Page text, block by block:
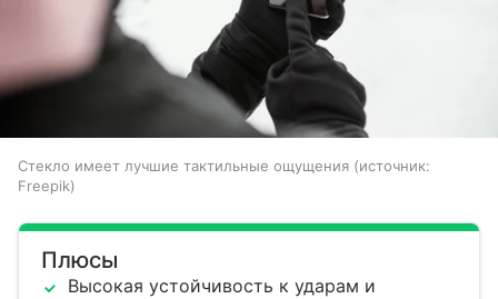
Стекло имеет лучшие тактильные ощущения
источник:
Freepik
Плюсы
Высокая устойчивость к ударам и